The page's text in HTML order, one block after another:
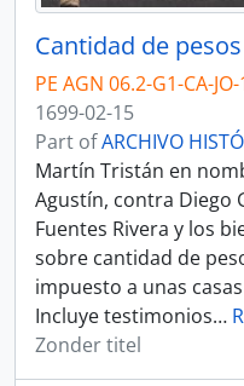
Cantidad de pesos
PE AGN 06.2-G1-CA-
1699-02-15
Part ofARCHIVO
Martín Tristán en
Agustín, contra Diego
Fuentes Rivera y los
sobre cantidad de
impuesto a unas
Incluye testimonios…
Zonder titel